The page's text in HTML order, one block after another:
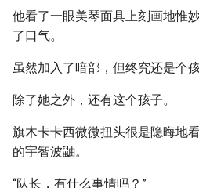
他看了一眼美琴面具上刻画地惟
了口气。
虽然加入了暗部，但终究还是个孩
除了她之外，还有这个孩子。
旗木卡卡西微微扭头很是隐晦地
的宇智波鼬。
“队长，有什么事情吗？”